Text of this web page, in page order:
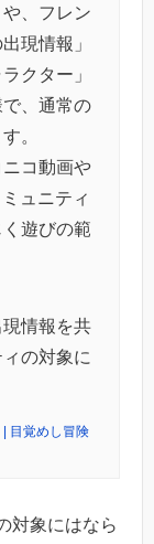
、フレン
現情報」
クター」
、通常の
。
コ動画や
ュニティ
遊びの範
情報を共
の対象に
| 目覚めし冒険
対象にはなら